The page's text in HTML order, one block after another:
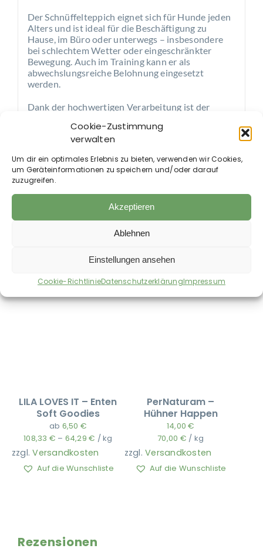
Cookie-Zustimmung
verwalten
Um dir ein optimales Erlebnis zu bieten, verwenden wir Cookies,
um Geräteinformationen zu speichern und/oder darauf
zuzugreifen.
Akzeptieren
Ablehnen
Einstellungen ansehen
Cookie-RichtlinieDatenschutzerklärungImpressum
Der Schnüffelteppich eignet sich für Hunde jeden
Alters und ist ideal für die Beschäftigung zu
Hause, im Büro oder unterwegs – insbesondere
bei schlechtem Wetter oder eingeschränkter
Bewegung. Auch im Training kann er als
abwechslungsreiche Belohnung eingesetzt
werden.
Dank der hochwertigen Verarbeitung ist der
weich. Er lässt sich einfach reinigen und kann bei
Bedarf in der Waschmaschine gewaschen werden.
Maße:56 × 56 cm
Gewicht:0,812 kg
Auch im Shop erhältlich:
LILA LOVES IT – Enten
Soft Goodies
ab 6,50 €
108,33 € – 64,29€ /kg
zzgl.Versandkosten
Auf die Wunschliste
PerNaturam –
Hühner Happen
14,00€
70,00 € / kg
zzgl.Versandkosten
Auf die Wunschliste
Rezensionen